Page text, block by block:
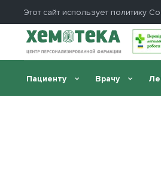
Этот сайт использует политику
Пациенту Врачу